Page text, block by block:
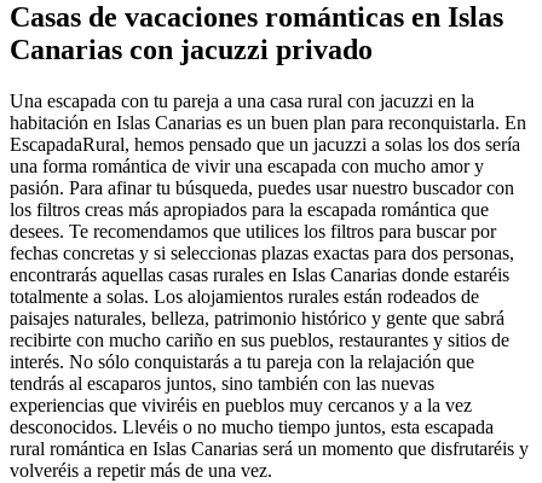
Casas de vacaciones románticas en Islas
Canarias con jacuzzi privado
Una escapada con tu pareja a una casa rural con jacuzzi en la
habitación en Islas Canarias es un buen plan para reconquistarla. En
EscapadaRural, hemos pensado que un jacuzzi a solas los dos sería
una forma romántica de vivir una escapada con mucho amor y
pasión. Para afinar tu búsqueda, puedes usar nuestro buscador con
los filtros creas más apropiados para la escapada romántica que
desees. Te recomendamos que utilices los filtros para buscar por
fechas concretas y si seleccionas plazas exactas para dos personas,
encontrarás aquellas casas rurales en Islas Canarias donde estaréis
totalmente a solas. Los alojamientos rurales están rodeados de
paisajes naturales, belleza, patrimonio histórico y gente que sabrá
recibirte con mucho cariño en sus pueblos, restaurantes y sitios de
interés. No sólo conquistarás a tu pareja con la relajación que
tendrás al escaparos juntos, sino también con las nuevas
experiencias que viviréis en pueblos muy cercanos y a la vez
desconocidos. Llevéis o no mucho tiempo juntos, esta escapada
rural romántica en Islas Canarias será un momento que disfrutaréis y
volveréis a repetir más de una vez.